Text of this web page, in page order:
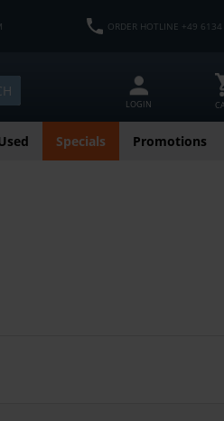
ORDER HOTLINE +49
LOGIN
Specials Promotions